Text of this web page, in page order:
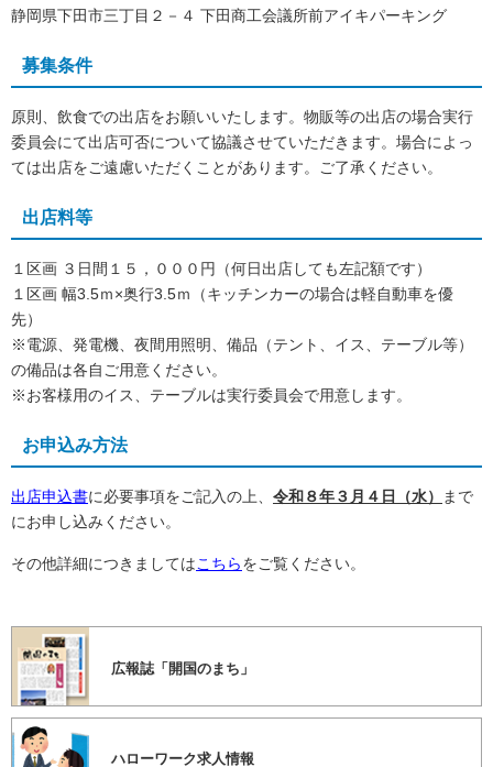
静岡県下田市三丁目２－４ 下田商工会議所前アイキパーキング
募集条件
原則、飲食での出店をお願いいたします。物販等の出店の場合実行
委員会にて出店可否について協議させていただきます。場合によっ
ては出店をご遠慮いただくことがあります。ご了承ください。
出店料等
１区画 ３日間１５，０００円（何日出店しても左記額です）
１区画 幅3.5ｍ×奥行3.5ｍ（キッチンカーの場合は軽自動車を優
先）
※電源、発電機、夜間用照明、備品（テント、イス、テーブル等）
の備品は各自ご用意ください。
※お客様用のイス、テーブルは実行委員会で用意します。
お申込み方法
出店申込書に必要事項をご記入の上、 令和８年３月４日（水）
まで
にお申し込みください。
その他詳細につきましてはこちらをご覧ください。
広報誌「開国のまち」
ハローワーク求人情報